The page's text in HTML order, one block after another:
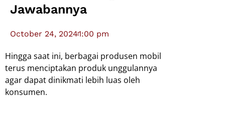
Jawabannya
October 24, 20241:00 pm
Hingga saat ini, berbagai produsen mobil
terus menciptakan produk unggulannya
agar dapat dinikmati lebih luas oleh
konsumen.